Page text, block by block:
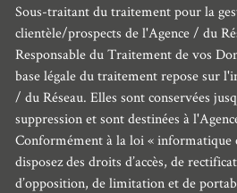
Sous-traitant du traitement pour la
clientèle/prospects de l'Agence / du
Responsable du Traitement de vos
base légale du traitement repose sur
/ du Réseau. Elles sont conservées
suppression et sont destinées à
Conformément à la loi « informatique
disposez des droits d’accès, de
d’opposition, de limitation et de